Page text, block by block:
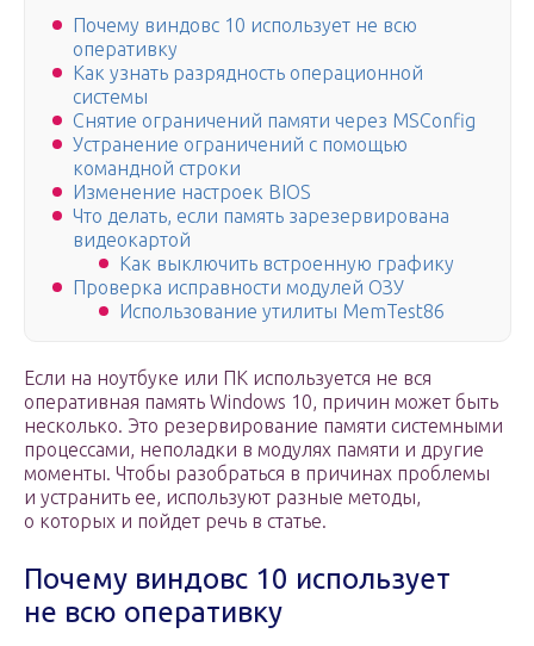
Почему виндовс 10 использует не всю
оперативку
Как узнать разрядность операционной
системы
Снятие ограничений памяти через MSConfig
Устранение ограничений с помощью
командной строки
Изменение настроек BIOS
Что делать, если память зарезервирована
видеокартой
Как выключить встроенную графику
Проверка исправности модулей ОЗУ
Использование утилиты MemTest86
Если на ноутбуке или ПК используется не вся
оперативная память Windows 10, причин может быть
несколько. Это резервирование памяти системными
процессами, неполадки в модулях памяти и другие
моменты. Чтобы разобраться в причинах проблемы
и устранить ее, используют разные методы,
о которых и пойдет речь в статье.
Почему виндовс 10 использует
не всю оперативку